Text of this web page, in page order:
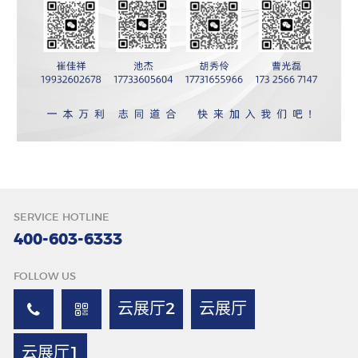
SERVICE HOTLINE
400-603-6333
FOLLOW US
云展厅2 云展厅
云展厅1